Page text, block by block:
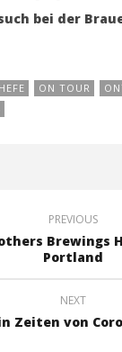
bei der
HEFE ON TOUR
PREVIOUS
Brewings
Portland
NEXT
Zeiten von